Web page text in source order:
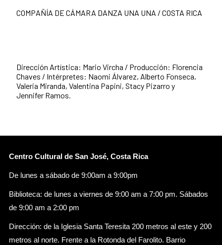
COMPAÑÍA DE CÁMARA DANZA UNA UNA / COSTA RICA
Dirección Artística: Mario Vircha / Producción: Florencia
Chaves / Intérpretes: Naomi Álvarez, Alberto Fonseca,
Valeria Miranda, Valentina Papini, Stacy Pizarro y
Jennifer Ramos.
Centro Cultural de San José, Costa Rica
De lunes a sábado de 9:00am a 9:00pm
Biblioteca: de lunes a viernes de 9:00 am a 7:00 pm. Sábados
de 9:00 am a 2:00 pm
Dirección: de la Iglesia Santa Teresita 200 metros al este y 200
metros al norte. Frente a la Rotonda del Farolito. Barrio